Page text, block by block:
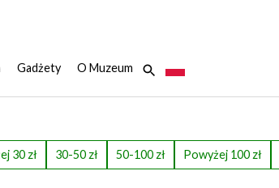
Gadżety O Muzeum
30 zł 30-50 zł 50-100 zł Powyżej 100 zł